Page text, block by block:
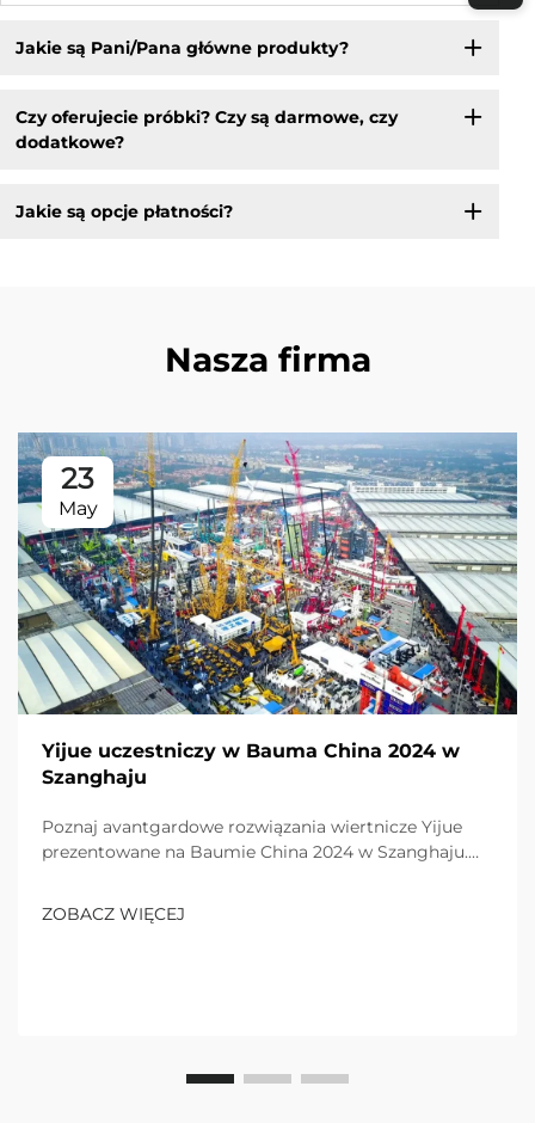
Jakie są Pani/Pana główne produkty?
Czy oferujecie próbki? Czy są darmowe, czy
dodatkowe?
Jakie są opcje płatności?
Nasza firma
23
May
Yijue uczestniczy w Bauma China 2024 w
Szanghaju
Poznaj avantgardowe rozwiązania wiertnicze Yijue
prezentowane na Baumie China 2024 w Szanghaju.
już dziś!
ZOBACZ WIĘCEJ